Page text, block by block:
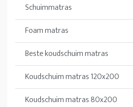
Schuimmatras
Foam matras
Beste koudschuim matras
Koudschuim matras 120x200
Koudschuim matras 80x200